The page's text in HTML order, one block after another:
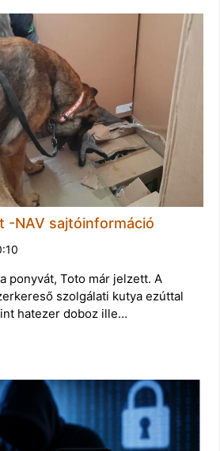
-NAV sajtóinformáció
ponyvát, Toto már jelzett. A
szolgálati kutya ezúttal
hatezer doboz ille…